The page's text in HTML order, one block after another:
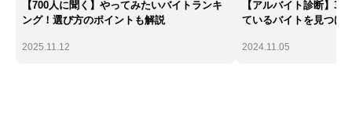
【700人に聞く】やってみたいバイトランキ
ング！選び方のポイントも解説
2025.11.12
【アルバイト診断】
ているバイトを見つけ
2024.11.05